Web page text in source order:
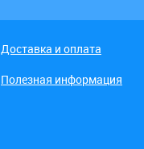
Доставка и оплата
Полезная информация